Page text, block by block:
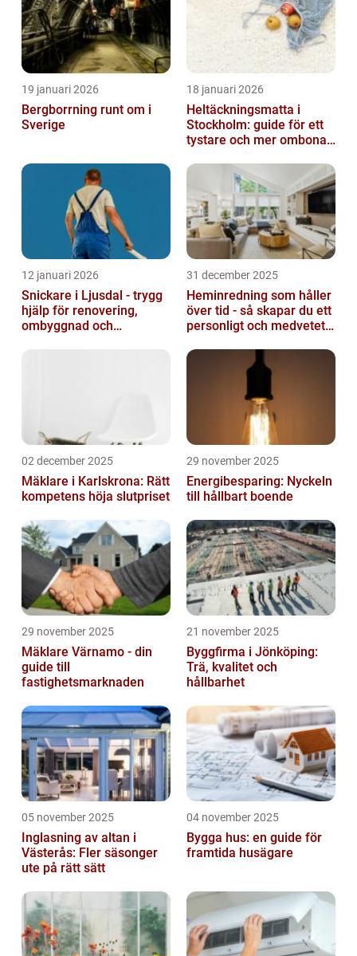
19 januari 2026
Bergborrning runt om i
Sverige
18 januari 2026
Heltäckningsmatta i
Stockholm: guide för ett
tystare och mer ombonat
12 januari 2026
Snickare i Ljusdal - trygg
hjälp för renovering,
ombyggnad och
31 december 2025
Heminredning som håller
över tid - så skapar du ett
personligt och medvetet
02 december 2025
Mäklare i Karlskrona: Rätt
kompetens höja slutpriset
29 november 2025
Energibesparing: Nyckeln
till hållbart boende
29 november 2025
Mäklare Värnamo - din
guide till
fastighetsmarknaden
21 november 2025
Byggfirma i Jönköping:
Trä, kvalitet och
hållbarhet
05 november 2025
Inglasning av altan i
Västerås: Fler säsonger
ute på rätt sätt
04 november 2025
Bygga hus: en guide för
framtida husägare